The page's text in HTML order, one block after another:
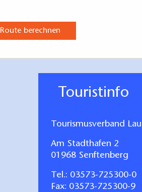
Athmospähre: die Camper stehen
Waldboden
ca. 10 Wohnmobilstellplätze, 5
Sanitäranlagen, Outdoor-Küche,
Route berechnen
Touristinfo
Tourismusverband
Am Stadthafen 2
01968 Senftenberg
Tel.: 03573-725300-0
Fax: 03573-725300-9